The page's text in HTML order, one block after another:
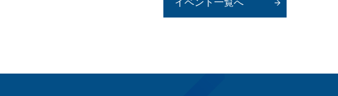
イベント一覧へ